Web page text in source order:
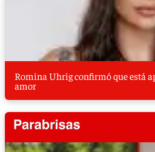
Romina Uhrig confirmó que está
amor